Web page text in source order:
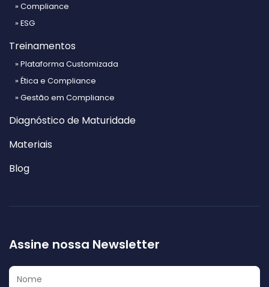
» Compliance
» ESG
Treinamentos
» Plataforma Customizada
» Ética e Compliance
» Gestão em Compliance
Diagnóstico de Maturidade
Materiais
Blog
Assine nossa Newsletter